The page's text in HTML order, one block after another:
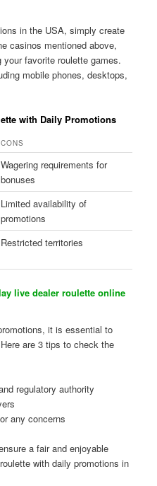
in the USA, simply create
casinos mentioned above,
favorite roulette games.
mobile phones, desktops,
with Daily Promotions
CONS
Wagering requirements for
bonuses
Limited availability of
promotions
Restricted territories
live dealer roulette online
it is essential to
are 3 tips to check the
regulatory authority
any concerns
a fair and enjoyable
with daily promotions in